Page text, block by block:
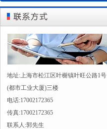
地址:上海市松江区叶榭镇叶旺公路1号
(都市工业大厦)三楼
电话:17002172365
传真:17002172365
联系人:郭先生